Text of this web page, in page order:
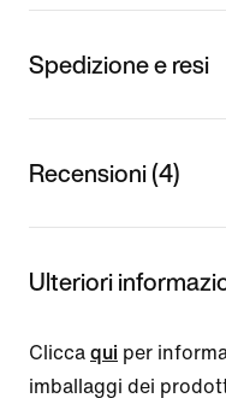
Spedizione e resi
Recensioni (4)
Ulteriori
Clicca qui per
imballaggi dei